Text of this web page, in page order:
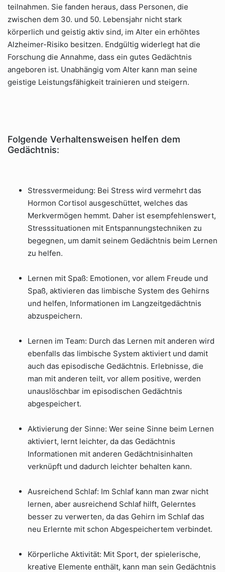
teilnahmen. Sie fanden heraus, dass Personen, die
zwischen dem 30. und 50. Lebensjahr nicht stark
körperlich und geistig aktiv sind, im Alter ein erhöhtes
Alzheimer-Risiko besitzen. Endgültig widerlegt hat die
Forschung die Annahme, dass ein gutes Gedächtnis
angeboren ist. Unabhängig vom Alter kann man seine
geistige Leistungsfähigkeit trainieren und steigern.
Folgende Verhaltensweisen helfen dem
Gedächtnis:
Stressvermeidung: Bei Stress wird vermehrt das
Hormon Cortisol ausgeschüttet, welches das
Merkvermögen hemmt. Daher ist esempfehlenswert,
Stresssituationen mit Entspannungstechniken zu
begegnen, um damit seinem Gedächtnis beim Lernen
zu helfen.
Lernen mit Spaß: Emotionen, vor allem Freude und
Spaß, aktivieren das limbische System des Gehirns
und helfen, Informationen im Langzeitgedächtnis
abzuspeichern.
Lernen im Team: Durch das Lernen mit anderen wird
ebenfalls das limbische System aktiviert und damit
auch das episodische Gedächtnis. Erlebnisse, die
man mit anderen teilt, vor allem positive, werden
unauslöschbar im episodischen Gedächtnis
abgespeichert.
Aktivierung der Sinne: Wer seine Sinne beim Lernen
aktiviert, lernt leichter, da das Gedächtnis
Informationen mit anderen Gedächtnisinhalten
verknüpft und dadurch leichter behalten kann.
Ausreichend Schlaf: Im Schlaf kann man zwar nicht
lernen, aber ausreichend Schlaf hilft, Gelerntes
besser zu verwerten, da das Gehirn im Schlaf das
neu Erlernte mit schon Abgespeichertem verbindet.
Körperliche Aktivität: Mit Sport, der spielerische,
kreative Elemente enthält, kann man sein Gedächtnis